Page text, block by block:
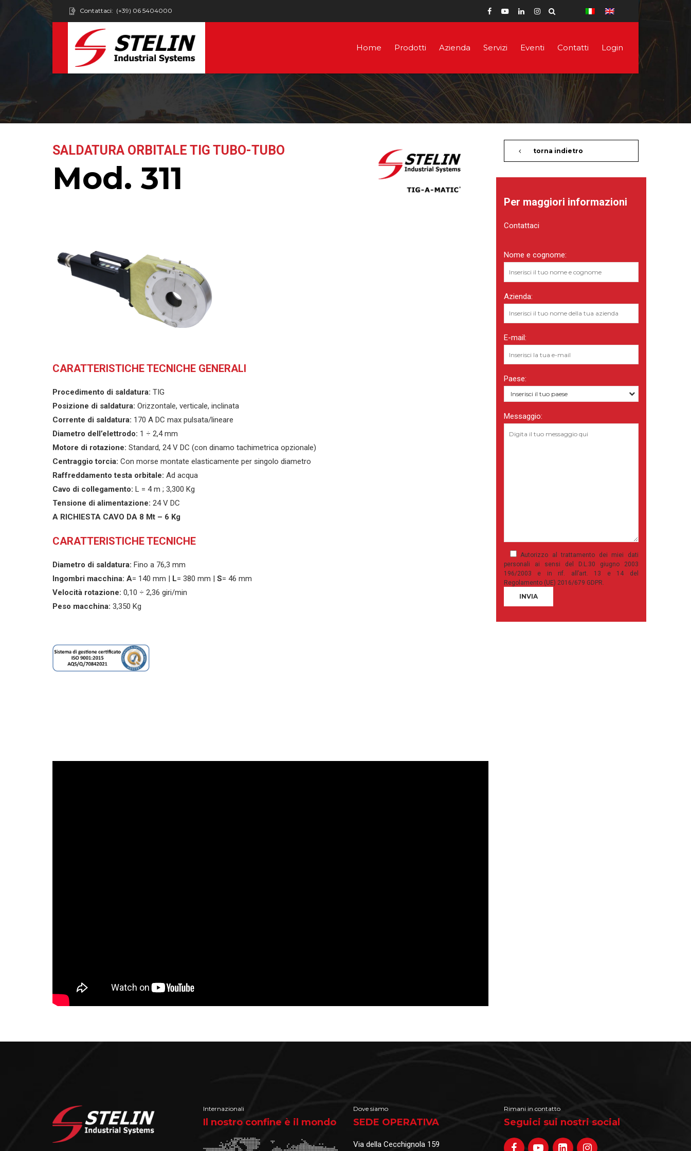
Contattaci: (+39) 06 5404000
Home Prodotti Azienda Servizi Eventi Contatti Login
SALDATURA ORBITALE TIG TUBO-TUBO
Mod. 311
CARATTERISTICHE TECNICHE GENERALI
Procedimento di saldatura: TIG
Posizione di saldatura: Orizzontale, verticale, inclinata
Corrente di saldatura: 170 A DC max pulsata/lineare
Diametro dell’elettrodo: 1 ÷ 2,4 mm
Motore di rotazione: Standard, 24 V DC (con dinamo tachimetrica opzionale)
Centraggio torcia: Con morse montate elasticamente per singolo diametro
Raffreddamento testa orbitale: Ad acqua
Cavo di collegamento: L = 4 m ; 3,300 Kg
Tensione di alimentazione: 24 V DC
A RICHIESTA CAVO DA 8 Mt – 6 Kg
CARATTERISTICHE TECNICHE
Diametro di saldatura: Fino a 76,3 mm
Ingombri macchina: A= 140 mm | L= 380 mm | S= 46 mm
Velocità rotazione: 0,10 ÷ 2,36 giri/min
Peso macchina: 3,350 Kg
torna indietro
Per maggiori informazioni
Contattaci
Nome e cognome:
Azienda:
E-mail:
Paese:
Inserisci il tuo paese
Messaggio:
Autorizzo al trattamento dei miei dati
personali ai sensi del D.L.30 giugno 2003
196/2003 e in rif. all’art. 13 e 14 del
Regolamento (UE) 2016/679 GDPR.
Internazionali
Il nostro confine è il mondo
Dove siamo
SEDE OPERATIVA
Via della Cecchignola 159
Rimani in contatto
Seguici sui nostri social